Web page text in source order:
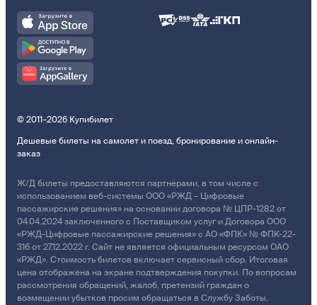
© 2011–2026 Купибилет
Дешевые билеты на самолет и поезд, бронирование и онлайн-
заказ
Ж/Д билеты предоставляются партнёрами, в том числе с
использованием веб-системы ООО «РЖД – Цифровые
пассажирские решения» на основании договора № ЦПР-1282 от
04.04.2024 заключенного с Поставщиком услуг и Договора ООО
«РЖД-Цифровые пассажирские решения» с АО «ФПК» № ФПК-22-
316 от 27.12.2022 г. Сайт не является официальным ресурсом ОАО
«РЖД». Стоимость билетов включает сервисный сбор. Итоговая
цена отображена на экране подтверждения покупки. По вопросам
рассмотрения обращений, жалоб, претензий граждан о
возмещении убытков просим обращаться в Службу Заботы.